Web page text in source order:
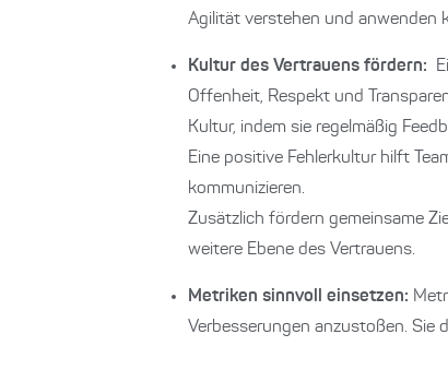
Agilität verstehen und anwenden
Kultur des Vertrauens fördern:
Offenheit, Respekt und
Kultur, indem sie regelmäßig
Eine positive Fehlerkultur hilft
kommunizieren.
Zusätzlich fördern gemeinsame
weitere Ebene des Vertrauens.
Metriken sinnvoll einsetzen:
Verbesserungen anzustoßen. Sie